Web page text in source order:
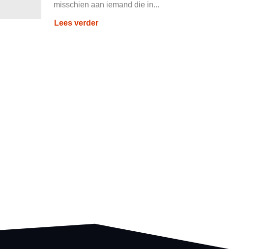
misschien aan iemand die in...
Lees verder